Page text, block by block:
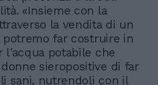
«Insieme con la
la vendita di un
potremo far costruire in
l'acqua potabile che
sieropositive di far
sani, nutrendoli con il